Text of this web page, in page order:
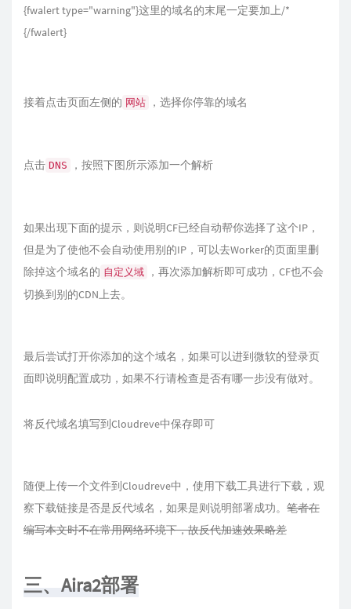
{fwalert type="warning"}这里的域名的末尾一定要加上/*
{/fwalert}
接着点击页面左侧的 网站 ，选择你停靠的域名
点击 DNS ，按照下图所示添加一个解析
如果出现下面的提示，则说明CF已经自动帮你选择了这个IP，
但是为了使他不会自动使用别的IP，可以去Worker的页面里删
除掉这个域名的 自定义域
，再次添加解析即可成功，CF也不会
切换到别的CDN上去。
最后尝试打开你添加的这个域名，如果可以进到微软的登录页
面即说明配置成功，如果不行请检查是否有哪一步没有做对。
将反代域名填写到Cloudreve中保存即可
随便上传一个文件到Cloudreve中，使用下载工具进行下载，观
察下载链接是否是反代域名，如果是则说明部署成功。 笔者在
编写本文时不在常用网络环境下，故反代加速效果略差
三、Aira2部署